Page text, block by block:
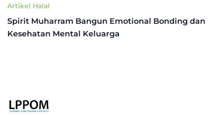
Artikel Halal
Spirit Muharram Bangun Emotional Bonding dan
Kesehatan Mental Keluarga